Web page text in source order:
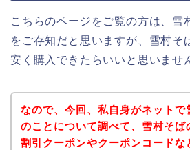
こちらのページをご覧の方は、雪
をご存知だと思いますが、雪村そ
安く購入できたらいいと思いませ
なので、今回、私自身がネットで
のことについて調べて、雪村そば
割引クーポンやクーポンコードな